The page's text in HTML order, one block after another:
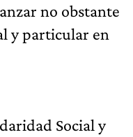
no obstante
y particular en
Social y